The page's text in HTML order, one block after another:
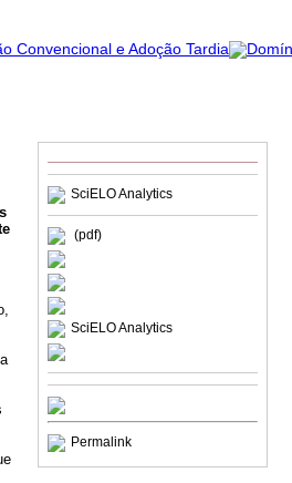
SciELO Analytics
(pdf)
SciELO Analytics
Permalink